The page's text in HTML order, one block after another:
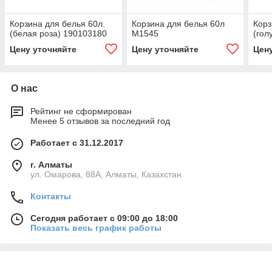
Корзина для белья 60л.
(белая роза) 190103180
Цену уточняйте
Корзина для белья 60л
М1545
Цену уточняйте
О нас
Рейтинг не сформирован
Менее 5 отзывов за последний год
Работает с 31.12.2017
г. Алматы
ул. Омарова, 88А, Алматы, Казахстан
Контакты
Сегодня работает с 09:00 до 18:00
Показать весь график работы